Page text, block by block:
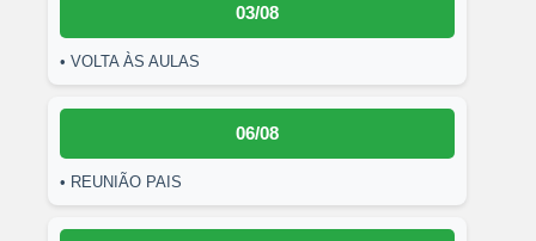
03/08
• VOLTA ÀS AULAS
06/08
• REUNIÃO PAIS